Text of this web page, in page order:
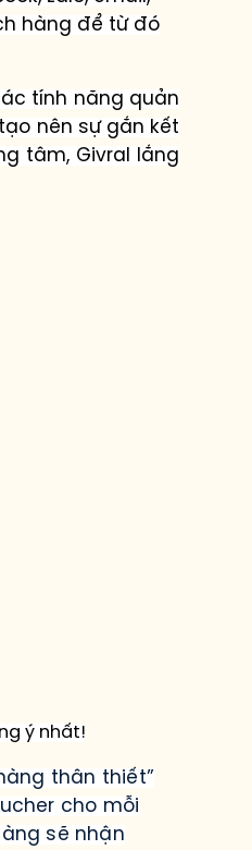
hàng để từ đó
tính năng quản
nên sự gắn kết
tâm, Givral lắng
ý nhất!
thân thiết”
cho mỗi
sẽ nhận